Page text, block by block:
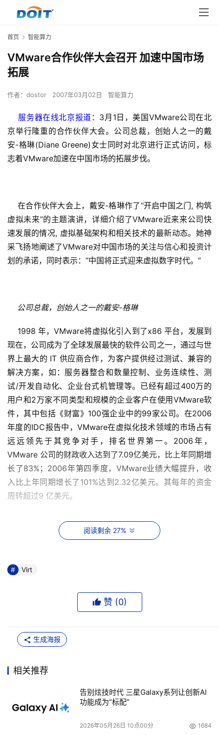
首页 智能算力
VMware合作伙伴大会召开 加速中国市场
拓展
作者： dostor 2007年03月02日 智能算力
服务器在线北京报道： 3月1日，美国VMware公司在北
京举行隆重的合作伙伴大会。公司总裁，创始人之一的戴
安-格琳(Diane Greene)女士同时对北京进行正式访问，标
志着VMware加速在中国市场的拓展步伐。
在合作伙伴大会上，戴安-格琳作了“开启中国之门, 构筑
虚拟未来”的主题演讲，详细介绍了VMware近来来公司快
速发展的情况, 虚拟基础架构和相关技术的最新动态。她神
采飞扬地阐述了VMware对中国市场的关注与信心和投资计
划的承诺，同时表示：“中国将正式迎来虚拟数字时代。”
公司总裁，创始人之一的戴安-格琳
1998 年，VMware将虚拟化引入到了x86 平台，发展到
现在，公司成为了全球发展最快的软件公司之一，通过与世
界上最大的 IT 供应商合作，为客户提供经过测试、兼容的
解决方案，如：服务器整合和数量控制、业务连续性、测
试/开发自动化、企业台式机管理等。已经有超过400万的
用户和2万家不同类型和规模的企业客户在使用VMware软
件，其中包括《财富》100强企业中的99家公司。在2006
年度的IDC报告中，VMware在虚拟化技术领域的市场占有
远远领先于其竞争对手，排名世界第一。2006年，
VMware 公司的财政收入达到了7.09亿美元，比上年同期增
长了83%；2006年第四季度，VMware业绩大幅提升，收
入比上年同期增长了101%达到2.32亿美元。其每年的资金
周转超过9 亿美元。
戴安-格琳说：“当前，中国的服务器数量迅猛增长，
难题，为新型数据中心建设树立了全新标准。服务器虚拟化
变着整个IT行业，VMware愿意不断加强在中国市场的投
资，与中国各方开展合作，并愿意与中国政府一起努力，为
中国电力供应的紧张状况提供帮助。我们也相信我们的技术
场，已有商务部、信息产业部、水利部、西门子、佳能、
海大学、辉瑞制药等多家单位成为VMware的用户。
阅读剩余 27%
本文来源于DOIT传媒，文章内容仅供参考，不构成投资建议。
Virt
赞 (0)
生成海报
相关推荐
告别炫技时代 三星Galaxy系列让创新AI
功能成为“标配”
2026年05月26日 10点00分 1684